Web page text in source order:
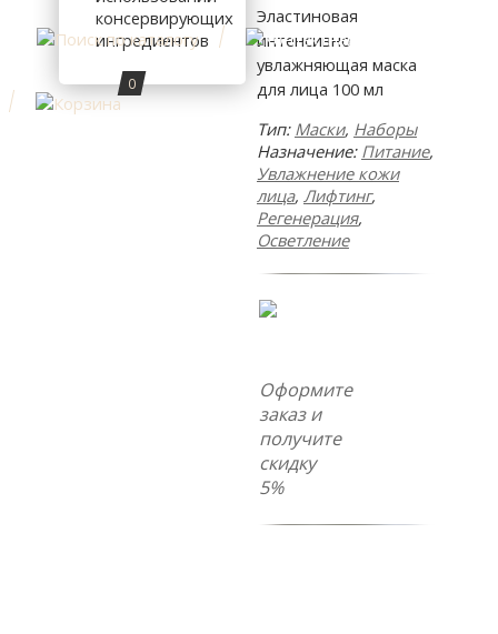
0
консервирующих
ингредиентов
Эластиновая
интенсивно
увлажняющая маска
для лица 100 мл
Тип: Маски, Наборы
Назначение: Питание,
Увлажнение кожи
лица, Лифтинг,
Регенерация,
Осветление
Оформите
заказ и
получите
скидку
5%